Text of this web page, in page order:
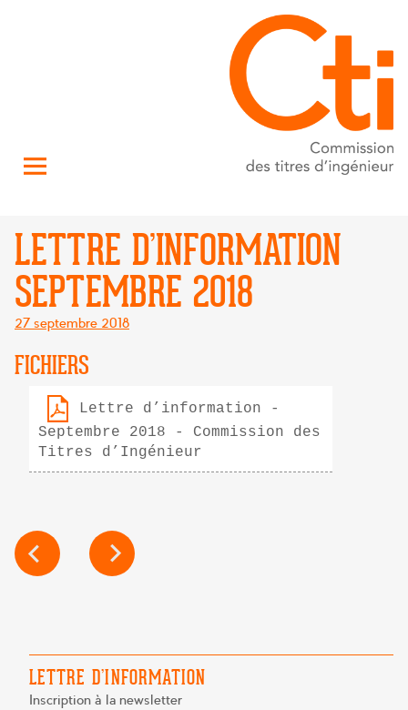
LETTRE D’INFORMATION
SEPTEMBRE 2018
Posté
27 septembre 2018
FICHIERS
Lettre d’information -
Septembre 2018 - Commission des
Titres d’Ingénieur
NAVIGATION
DE
LETTRE D’INFORMATION
Inscription à la newsletter